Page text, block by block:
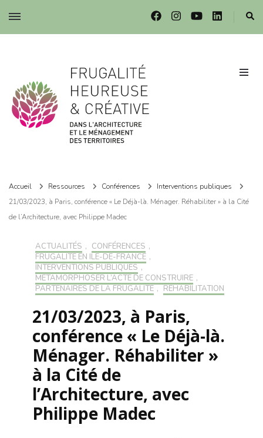
Frugalité dans l'architecture et le ménagement des territoires
Accueil Ressources Conférences
Interventions publiques
21/03/2023, à Paris, conférence « Le Déjà-là. Ménager. Réhabiliter » à la Cité
de l’Architecture, avec Philippe Madec
ACTUALITÉS , CONFÉRENCES ,
FRUGALITÉ EN ILE-DE-FRANCE ,
INTERVENTIONS PUBLIQUES ,
MÉTAMORPHOSER L’ACTE DE CONSTRUIRE ,
PARTENAIRES DE LA FRUGALITÉ , RÉHABILITATION
21/03/2023, à Paris,
conférence « Le Déjà-là.
Ménager. Réhabiliter »
à la Cité de
l’Architecture, avec
Philippe Madec